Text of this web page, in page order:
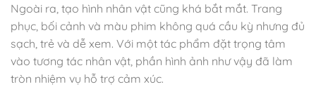
Ngoài ra, tạo hình nhân vật cũng khá bắt mắt. Trang
phục, bối cảnh và màu phim không quá cầu kỳ nhưng đủ
sạch, trẻ và dễ xem. Với một tác phẩm đặt trọng tâm
vào tương tác nhân vật, phần hình ảnh như vậy đã làm
tròn nhiệm vụ hỗ trợ cảm xúc.